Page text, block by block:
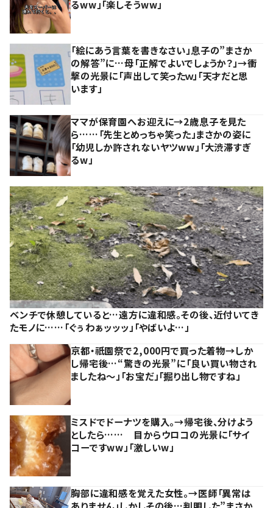
るww」「楽しそうww」
「絵にあう言葉を書きなさい」息子の”まさか
の解答”に…母「正解でよいでしょうか？」→衝
撃の光景に「声出して笑ったｗ」「天才だと思
います」
ママが保育園へお迎えに→2歳息子を見た
ら……「先生とめっちゃ笑った」まさかの姿に
「幼児しか許されないヤツww」「大渋滞すぎ
るw」
ベンチで休憩していると…遠方に違和感。その後、近付いてき
たモノに……「ぐぅわぁッッッ」「やばいよ…」
京都・祇園祭で2,000円で買った着物→しか
し帰宅後…“驚きの光景”に「良い買い物され
ましたね～」「お宝だ」「掘り出し物ですね」
ミスドでドーナツを購入。→帰宅後、分けよう
としたら…… 目からウロコの光景に「サイ
コーですww」「激しいw」
胸部に違和感を覚えた女性。→医師「異常は